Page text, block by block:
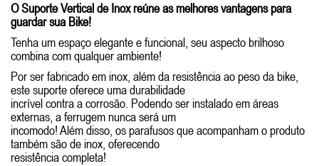
O Suporte Vertical de Inox reúne as melhores vantagens para
guardar sua Bike!
Tenha um espaço elegante e funcional, seu aspecto brilhoso
combina com qualquer ambiente!
Por ser fabricado em inox, além da resistência ao peso da bike,
este suporte oferece uma durabilidade
incrível contra a corrosão. Podendo ser instalado em áreas
externas, a ferrugem nunca será um
incomodo! Além disso, os parafusos que acompanham o produto
também são de inox, oferecendo
resistência completa!